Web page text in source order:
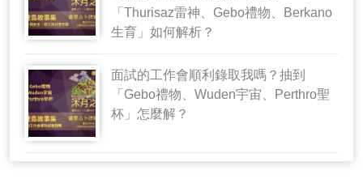
「Thurisaz雷神、Gebo禮物、Berkano
生育」如何解析？
面試的工作會順利錄取我嗎？抽到
「Gebo禮物、Wuden宇宙、Perthro聖
杯」怎麼解？